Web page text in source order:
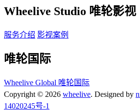
Wheelive Studio 唯轮影视
服务介绍 影视案例
唯轮国际
Wheelive Global 唯轮国际
Copyright © 2026 wheelive. Designed by
14020245号-1